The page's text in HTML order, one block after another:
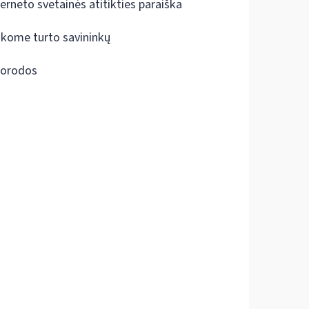
svetainės atitikties paraiška
turto savininkų